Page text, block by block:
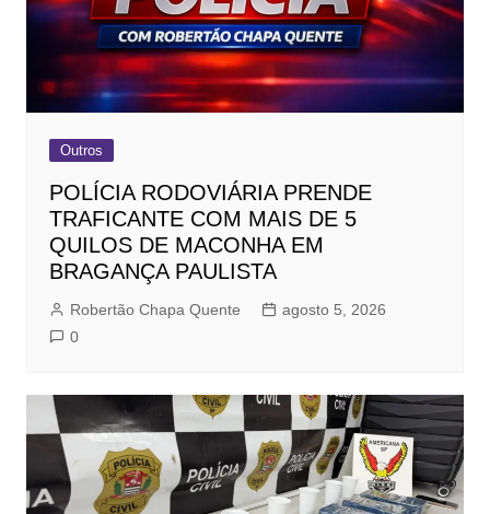
Outros
POLÍCIA RODOVIÁRIA PRENDE
TRAFICANTE COM MAIS DE 5
QUILOS DE MACONHA EM
BRAGANÇA PAULISTA
Robertão Chapa Quente
agosto 5, 2026
0